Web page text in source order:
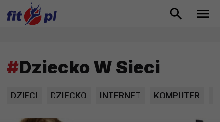
#Dziecko W Sieci
DZIECI DZIECKO INTERNET KOMPUTER